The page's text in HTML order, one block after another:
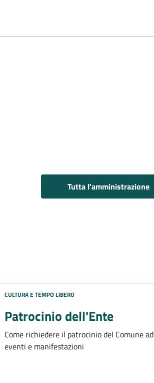
Tutta l'amministrazione
CULTURA E TEMPO LIBERO
Patrocinio dell'Ente
Come richiedere il patrocinio del Comune ad
eventi e manifestazioni